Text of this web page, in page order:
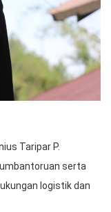
Taripar P.
serta
logistik dan